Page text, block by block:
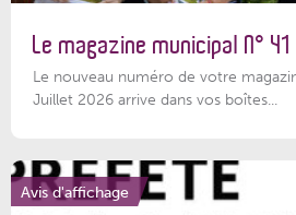
Le magazine municipal N°
Le nouveau numéro de votre
Juillet 2026 arrive dans vos boîtes...
Avis d'affichage